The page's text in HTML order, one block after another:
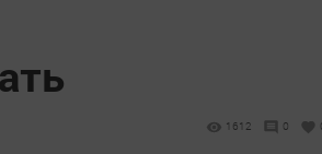
1612 0